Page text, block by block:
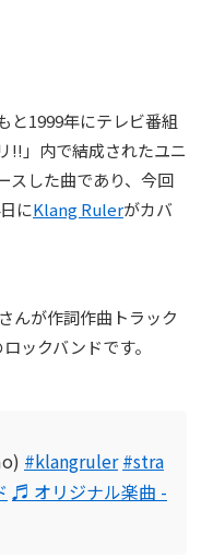
と1999年にテレビ番組
!!」内で結成されたユニ
スした曲であり、今回
にKlang Rulerがカバ
さんが作詞作曲トラック
ックバンドです。
#klangruler #stra
♬ オリジナル楽曲 -